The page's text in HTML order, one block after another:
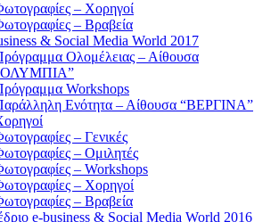
– Χορηγοί
– Βραβεία
& Social Media World 2017
Ολομέλειας – Αίθουσα
Workshops
Ενότητα – Αίθουσα “ΒΕΡΓΙΝΑ”
– Γενικές
– Ομιλητές
– Workshops
– Χορηγοί
– Βραβεία
e-business & Social Media World 2016